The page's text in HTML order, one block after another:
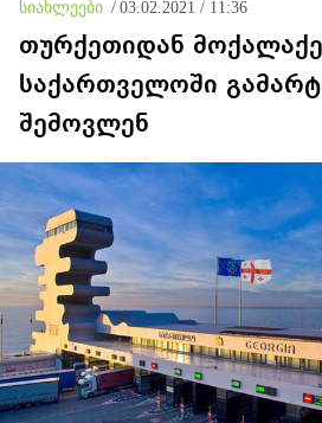
სიახლეები / 03.02.2021 / 11:36
თურქეთიდან
საქართველოში
შემოვლენ